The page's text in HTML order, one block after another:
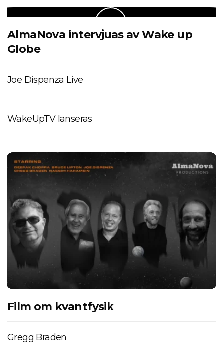
AlmaNova intervjuas av Wake up
Globe
Joe Dispenza Live
WakeUpTV lanseras
Film om kvantfysik
Gregg Braden